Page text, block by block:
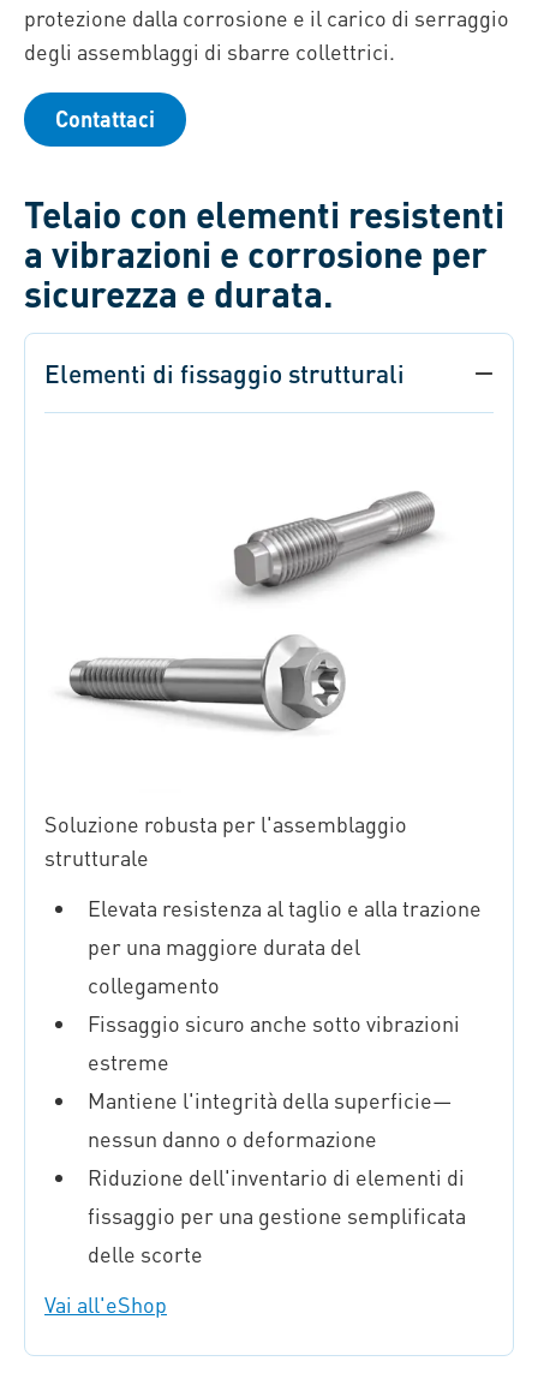
protezione dalla corrosione e il carico di serraggio
degli assemblaggi di sbarre collettrici.
Contattaci
Telaio con elementi resistenti
a vibrazioni e corrosione per
sicurezza e durata.
Elementi di fissaggio strutturali
Soluzione robusta per l'assemblaggio
strutturale
Elevata resistenza al taglio e alla trazione
per una maggiore durata del
collegamento
Fissaggio sicuro anche sotto vibrazioni
estreme
Mantiene l'integrità della superficie—
nessun danno o deformazione
Riduzione dell'inventario di elementi di
fissaggio per una gestione semplificata
delle scorte
Vai all'eShop